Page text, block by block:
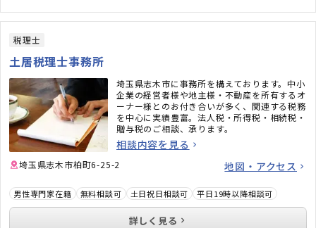
税理士
土居税理士事務所
埼玉県志木市に事務所を構えております。中小
企業の経営者様や地主様・不動産を所有するオ
ーナー様とのお付き合いが多く、関連する税務
を中心に実績豊富。法人税・所得税・相続税・
贈与税のご相談、承ります。
相談内容を見る
埼玉県志木市柏町6-25-2 地図・アクセス
男性専門家在籍 無料相談可 土日祝日相談可 平日19時以降相談可
詳しく見る